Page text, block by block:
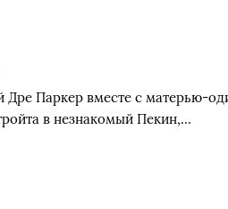
Дре Паркер вместе с матерью-
в незнакомый Пекин,…